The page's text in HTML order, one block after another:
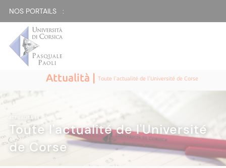
NOS PORTAILS :
Attualità |Toute l'actualité de l'Université de Corse
ATTUALITÀ|
Toute l'actualité de l'Université
de Corse